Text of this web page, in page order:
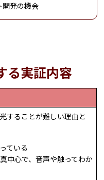
開発の機会
る実証内容
することが難しい理由と
ている
中心で、音声や触ってわか